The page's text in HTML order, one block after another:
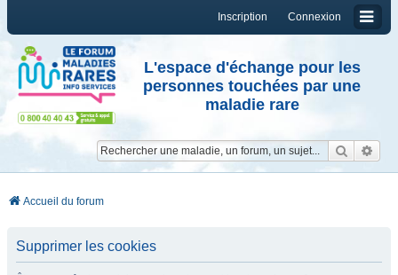
Connexion
Inscription
L'espace d'échange pour les
personnes touchées par une
maladie rare
Accueil du forum
Supprimer les cookies